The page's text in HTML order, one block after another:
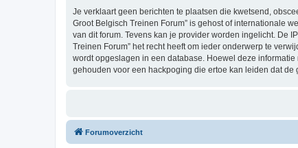
Je verklaart geen berichten te plaatsen die kwetsend,
Groot Belgisch Treinen Forum” is gehost of internationale
van dit forum. Tevens kan je provider worden ingelicht. De
Treinen Forum” het recht heeft om ieder onderwerp te
wordt opgeslagen in een database. Hoewel deze
gehouden voor een hackpoging die ertoe kan leiden dat de
Forumoverzicht